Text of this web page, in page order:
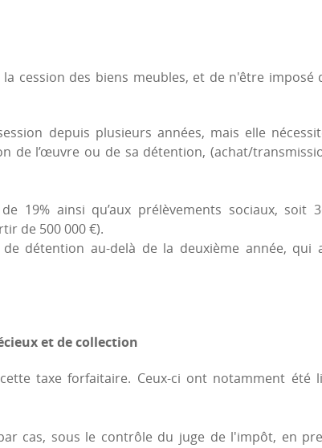
cession des biens meubles, et de n'être imposé
depuis plusieurs années, mais elle
de l’œuvre ou de sa détention, (achat/
19% ainsi qu’aux prélèvements sociaux, soit
de 500 000 €).
détention au-delà de la deuxième année,
et de collection
taxe forfaitaire. Ceux-ci ont notamment été
cas, sous le contrôle du juge de l'impôt, en